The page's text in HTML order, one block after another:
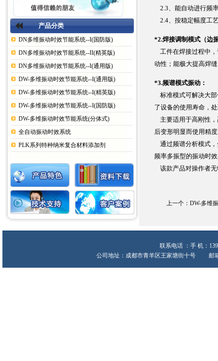
产品分类
DN多维振动时效节能系统--I(国防版)
DN多维振动时效节能系统--II(精英版)
DN多维振动时效节能系统--I(通用版)
DW-多维振动时效节能系统--I(通用版)
DW-多维振动时效节能系统--I(精英版)
DW-多维振动时效节能系统--I(国防版)
DW-多维振动时效节能系统(分体式)
全自动振动时效系统
PLK系列特种纳米复合材料添加剂
2.3、能自动进行频
2.4、按稳定幅度工
*2.焊接调制模式（边
工件在焊接过程中，
动性；能极大提高焊
*3.频谱模式振动：
标准模式可解决大部
了设备的使用寿命，
主要适用于高刚性，
后变形明显而使用精
通过频谱分析模式，
频率多振型的振动时
该款产品对操作者
上一个： DW-多维
联系电话 ：手 机：
公司地址：成都市青羊区王家塘街十号 邮